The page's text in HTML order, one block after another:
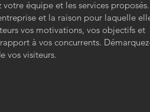
équipe et les services proposés.
et la raison pour laquelle
vos motivations, vos objectifs et
à vos concurrents.
vos visiteurs.